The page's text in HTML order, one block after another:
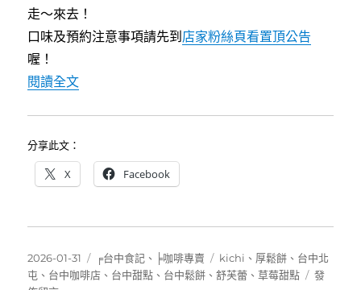
走～來去！
口味及預約注意事項請先到店家粉絲頁看置頂公告
喔！
閱讀全文〈[台中]kichi～老宅中的美味舒芙蕾鬆餅店〉
分享此文：
X Facebook
發
佈
2026-01-31
分
類
╒台中食記 、 ╞咖啡專賣
標
籤
kichi 、 厚鬆餅 、 台中北
屯 、 台中咖啡店 、 台中甜點 、 台中鬆餅 、舒芙蕾 、草莓甜點
在
發